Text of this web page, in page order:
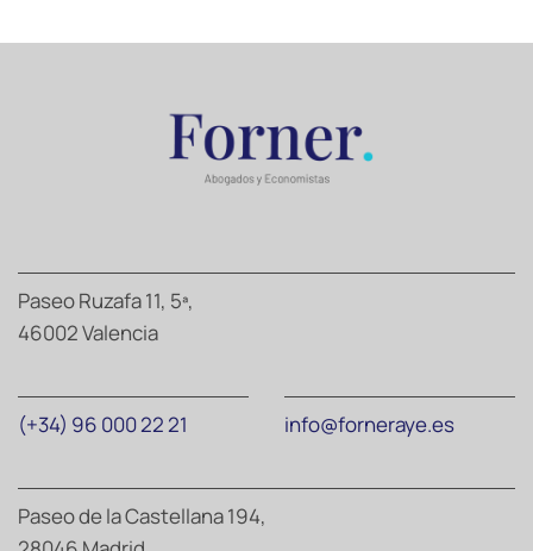
Paseo Ruzafa 11, 5ª,
46002 Valencia
(+34) 96 000 22 21 info@forneraye.es
Paseo de la Castellana 194,